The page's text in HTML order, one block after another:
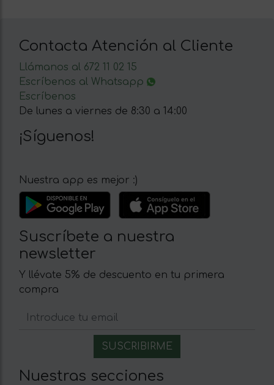
Contacta Atención al Cliente
Llámanos al 672 11 02 15
Escríbenos al Whatsapp
Escríbenos
De lunes a viernes de 8:30 a 14:00
¡Síguenos!
Nuestra app es mejor :)
Suscríbete a nuestra
newsletter
Y llévate 5% de descuento en tu primera
compra
Nuestras secciones